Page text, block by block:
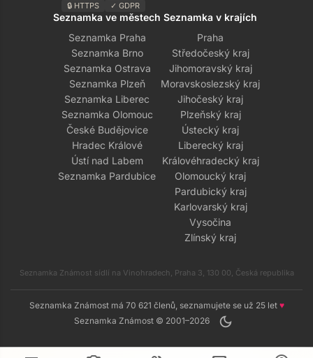
🔒 HTTPS ✓ GDPR
Seznamka ve městech
Seznamka Praha
Seznamka Brno
Seznamka Ostrava
Seznamka Plzeň
Seznamka Liberec
Seznamka Olomouc
České Budějovice
Hradec Králové
Ústí nad Labem
Seznamka Pardubice
Seznamka v krajích
Praha
Středočeský kraj
Jihomoravský kraj
Moravskoslezský kraj
Jihočeský kraj
Plzeňský kraj
Ústecký kraj
Liberecký kraj
Královéhradecký kraj
Olomoucký kraj
Pardubický kraj
Karlovarský kraj
Vysočina
Zlínský kraj
Seznamka Známost sídlí na Vinohradech, Praha 3, 130 00, Česká republika
Seznamka Známost má 70 621 členů, seznamujete se už 25 let ♥
Seznamka Známost © 2001–2026
dark_mode